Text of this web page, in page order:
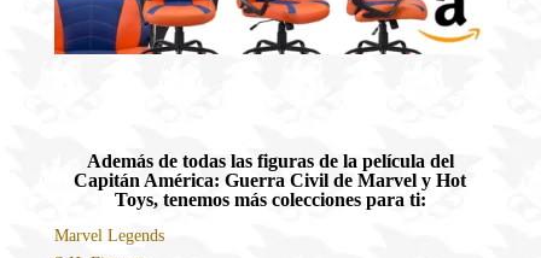
Además de todas las figuras de la película del
Capitán América: Guerra Civil de Marvel y Hot
Toys, tenemos más colecciones para ti:
Marvel Legends